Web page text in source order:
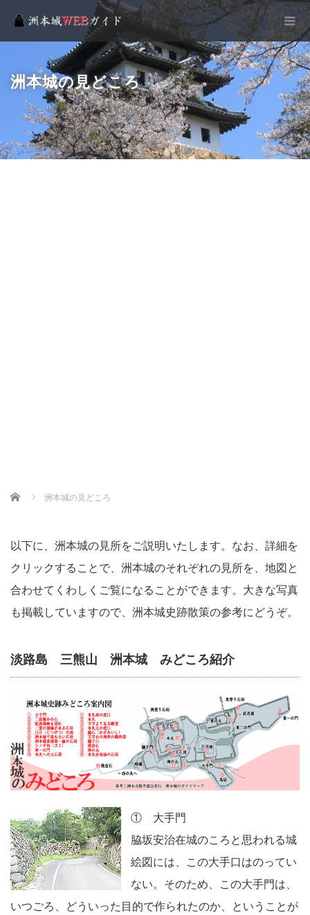
洲本城の見どころ
Home 洲本城の見どころ
以下に、洲本城の見所をご説明いたします。なお、詳細を
クリックすることで、洲本城のそれぞれの見所を、地図と
合わせてくわしくご覧になることができます。大きな写真
も掲載していますので、洲本城史跡散策の参考にどうぞ。
淡路島 三熊山 洲本城 みどころ紹介
① 大手門
脇坂安治在城のころと思われる城
絵図には、この大手口はのってい
ない。そのため、この大手門は、
いつごろ、どういった目的で作られたのか、ということが